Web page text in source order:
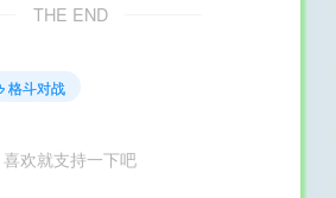
THE END
格斗对战
喜欢就支持一下吧